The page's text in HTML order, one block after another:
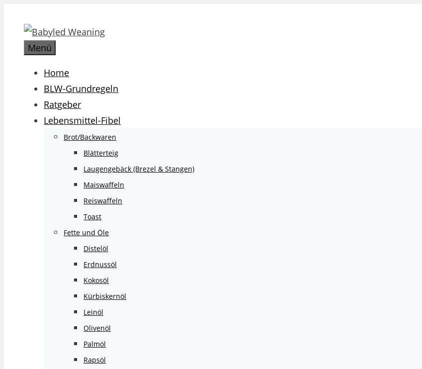
Inhalt
springenMenü
Home
BLW-Grundregeln
Ratgeber
Lebensmittel-Fibel
Brot/Backwaren
Blätterteig
Laugengebäck (Brezel & Stangen)
Maiswaffeln
Reiswaffeln
Toast
Fette und Öle
Distelöl
Erdnussöl
Kokosöl
Kürbiskernöl
Leinöl
Olivenöl
Palmöl
Rapsöl